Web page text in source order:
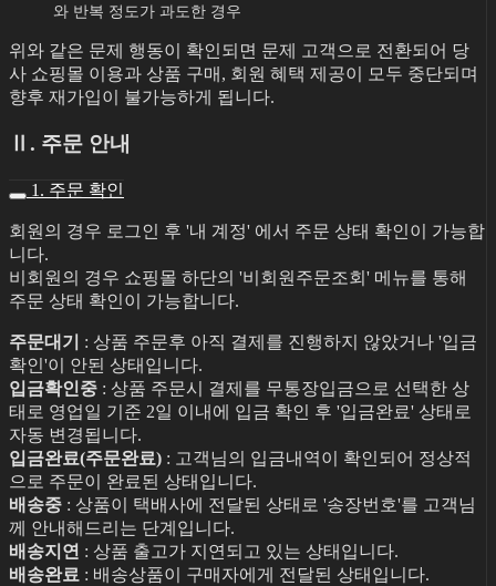
와 반복 정도가 과도한 경우
위와 같은 문제 행동이 확인되면 문제 고객으로 전환되어 당
사 쇼핑몰 이용과 상품 구매, 회원 혜택 제공이 모두 중단되며
향후 재가입이 불가능하게 됩니다.
Ⅱ. 주문 안내
1. 주문 확인
회원의 경우 로그인 후 '내 계정' 에서 주문 상태 확인이 가능합
니다.
비회원의 경우 쇼핑몰 하단의 '비회원주문조회' 메뉴를 통해
주문 상태 확인이 가능합니다.
주문대기
: 상품 주문후 아직 결제를 진행하지 않았거나 '입금
확인'이 안된 상태입니다.
입금확인중 : 상품 주문시 결제를 무통장입금으로 선택한 상
태로 영업일 기준 2일 이내에 입금 확인 후 '입금완료' 상태로
자동 변경됩니다.
입금완료(주문완료) : 고객님의 입금내역이 확인되어 정상적
으로 주문이 완료된 상태입니다.
배송중 : 상품이 택배사에 전달된 상태로 '송장번호'를 고객님
께 안내해드리는 단계입니다.
배송지연 : 상품 출고가 지연되고 있는 상태입니다.
배송완료 : 배송상품이 구매자에게 전달된 상태입니다.